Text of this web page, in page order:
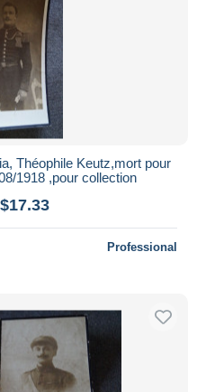
Théophile Keutz,mort pour
1918 ,pour collection
Professional